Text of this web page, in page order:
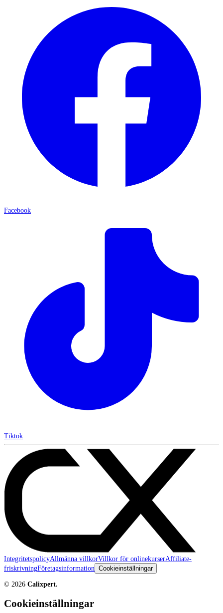
Facebook
Tiktok
IntegritetspolicyAllmänna villkorVillkor för onlinekurserAffiliate-
friskrivningFöretagsinformation Cookieinställningar
© 2026 Calixpert.
Cookieinställningar